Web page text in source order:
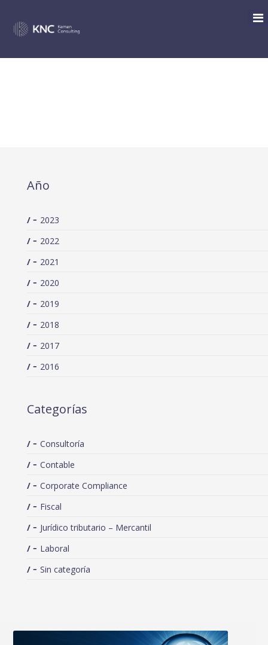
Año
2023
2022
2021
2020
2019
2018
2017
2016
Categorías
Consultoría
Contable
Corporate Compliance
Fiscal
Jurídico tributario – Mercantil
Laboral
Sin categoría